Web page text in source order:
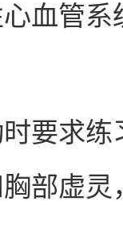
血管系
要求
部虚